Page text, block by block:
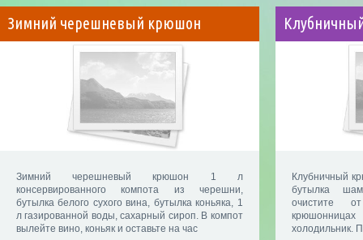
Зимний черешневый крюшон
Зимний черешневый крюшон 1 л
консервированного компота из черешни,
бутылка белого сухого вина, бутылка коньяка, 1
л газированной воды, сахарный сироп. В компот
вылейте вино, коньяк и оставьте на час
Клубничный
бутылка
очистите
холодильник.